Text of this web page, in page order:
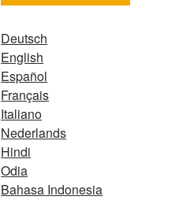
Deutsch
English
Español
Français
Italiano
Nederlands
Hindi
Odia
Bahasa Indonesia